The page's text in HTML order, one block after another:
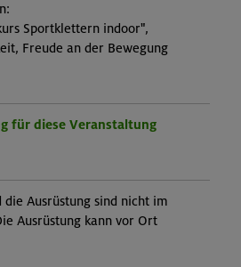
Sportklettern indoor",
Freude an der Bewegung
für diese Veranstaltung
Ausrüstung sind nicht im
Ausrüstung kann vor Ort